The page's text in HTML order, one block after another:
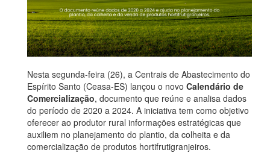
Nesta segunda-feira (26), a Centrais de Abastecimento do
Espírito Santo (Ceasa-ES) lançou o novo Calendário de
Comercialização, documento que reúne e analisa dados
do período de 2020 a 2024. A iniciativa tem como objetivo
oferecer ao produtor rural informações estratégicas que
auxiliem no planejamento do plantio, da colheita e da
comercialização de produtos hortifrutigranjeiros.